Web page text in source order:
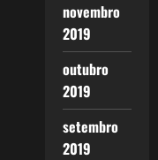
novembro
2019
outubro
2019
setembro
2019